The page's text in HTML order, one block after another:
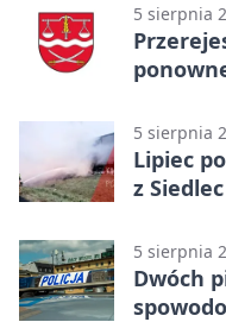
5 sierpnia
5 sierpnia
Lipiec
z
5 sierpnia
Dwóch